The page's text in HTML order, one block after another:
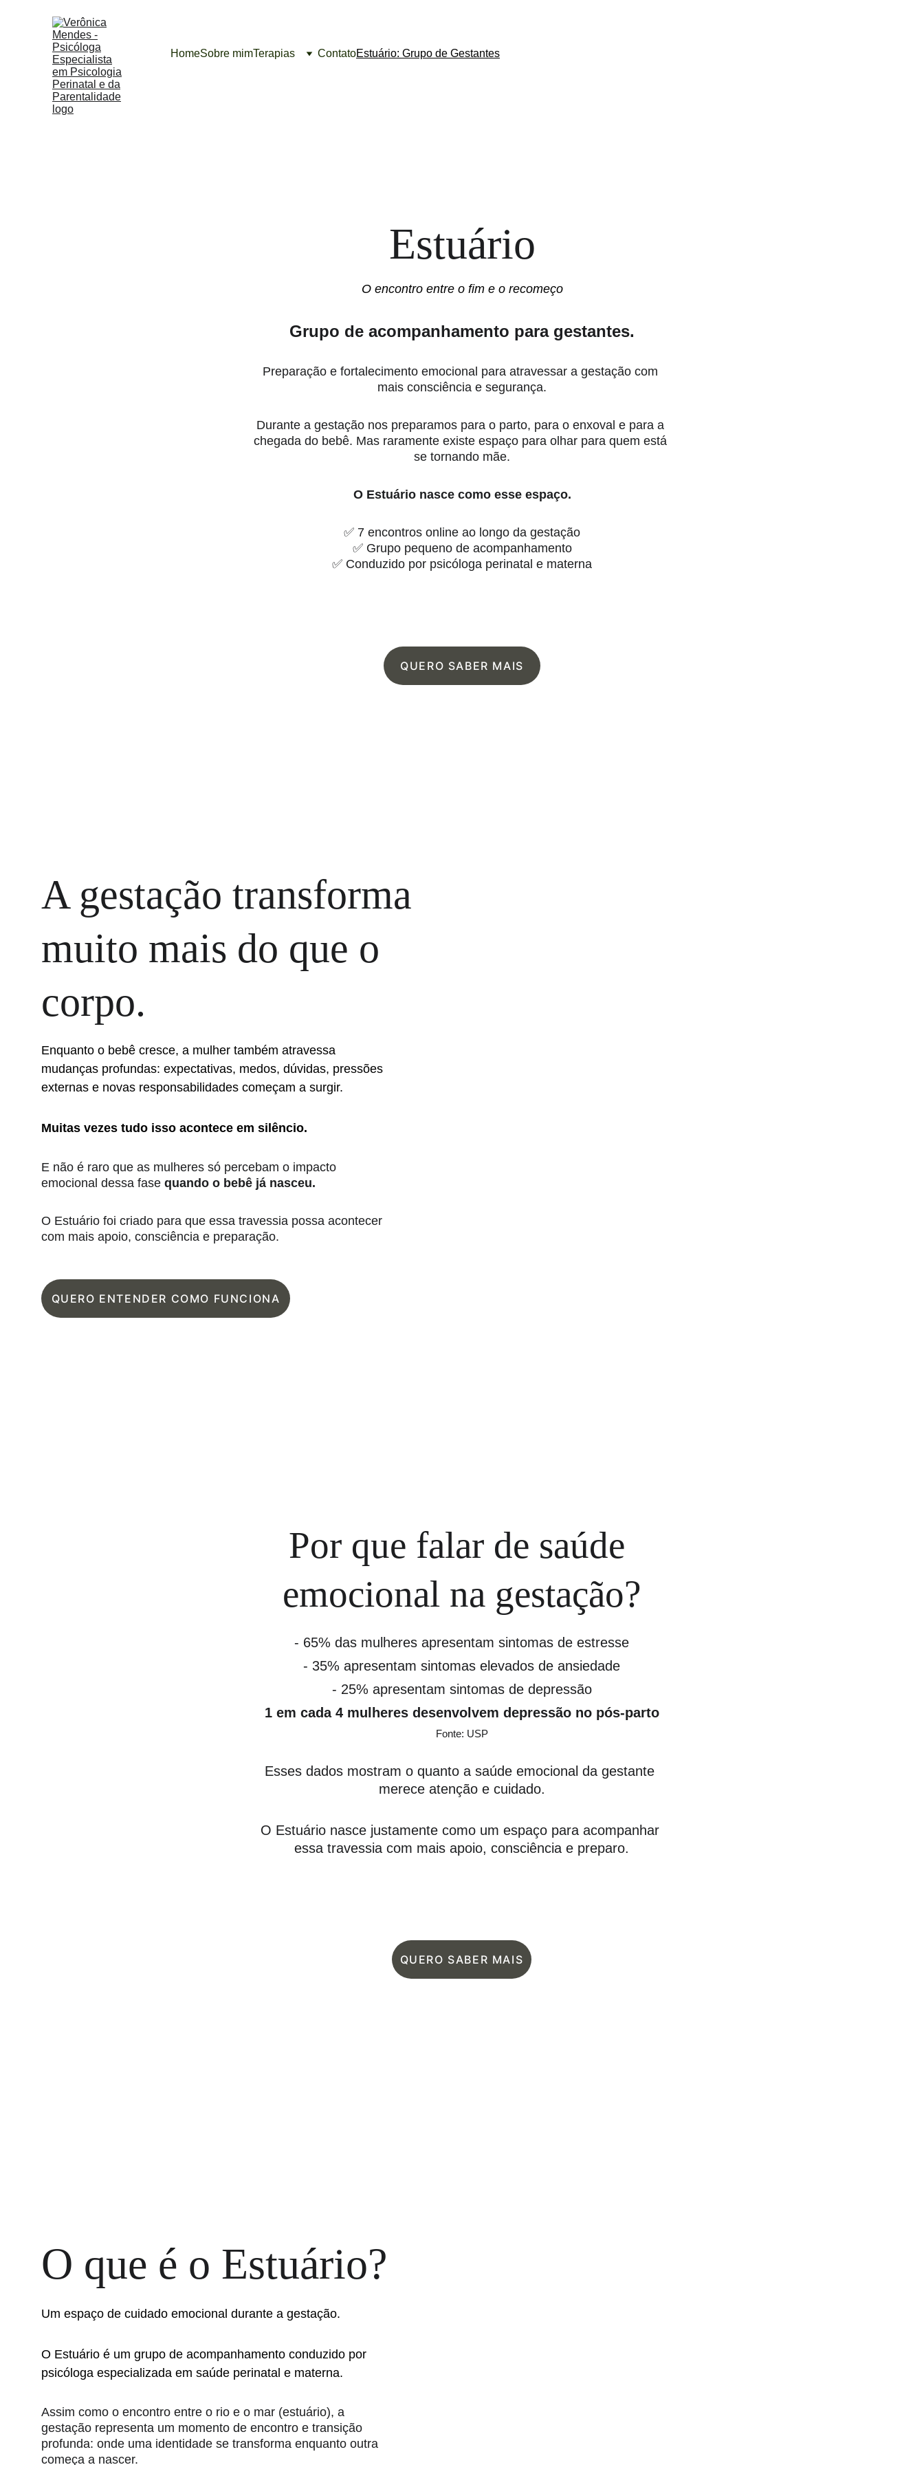
HomeSobre mimTerapias ContatoEstuário: Grupo de Gestantes
Estuário
O encontro entre o fim e o recomeço
Grupo de acompanhamento para gestantes.
Preparação e fortalecimento emocional para atravessar a gestação com
mais consciência e segurança.
Durante a gestação nos preparamos para o parto, para o enxoval e para a
chegada do bebê. Mas raramente existe espaço para olhar para quem está
se tornando mãe.
O Estuário nasce como esse espaço.
✅ 7 encontros online ao longo da gestação
✅ Grupo pequeno de acompanhamento
✅ Conduzido por psicóloga perinatal e materna
QUERO SABER MAIS
A gestação transforma
muito mais do que o
corpo.
Enquanto o bebê cresce, a mulher também atravessa
mudanças profundas: expectativas, medos, dúvidas, pressões
externas e novas responsabilidades começam a surgir.
Muitas vezes tudo isso acontece em silêncio.
E não é raro que as mulheres só percebam o impacto
emocional dessa fase quando o bebê já nasceu.
O Estuário foi criado para que essa travessia possa acontecer
com mais apoio, consciência e preparação.
QUERO ENTENDER COMO FUNCIONA
Por que falar de saúde
emocional na gestação?
- 65% das mulheres apresentam sintomas de estresse
- 35% apresentam sintomas elevados de ansiedade
- 25% apresentam sintomas de depressão
1 em cada 4 mulheres desenvolvem depressão no pós-parto
Fonte: USP
Esses dados mostram o quanto a saúde emocional da gestante
merece atenção e cuidado.
O Estuário nasce justamente como um espaço para acompanhar
essa travessia com mais apoio, consciência e preparo.
QUERO SABER MAIS
O que é o Estuário?
Um espaço de cuidado emocional durante a gestação.
O Estuário é um grupo de acompanhamento conduzido por
psicóloga especializada em saúde perinatal e materna.
Assim como o encontro entre o rio e o mar (estuário), a
gestação representa um momento de encontro e transição
profunda: onde uma identidade se transforma enquanto outra
começa a nascer.